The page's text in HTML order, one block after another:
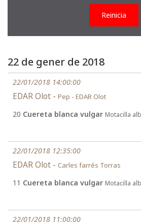
Reinicia
22 de gener de 2018
22/01/2018 14:00:00
EDAR Olot - Pep - EDAR Olot
20 Cuereta blanca vulgar Motacilla
22/01/2018 12:35:00
EDAR Olot - Carles farrés Torras
11 Cuereta blanca vulgar Motacilla
22/01/2018 11:00:00